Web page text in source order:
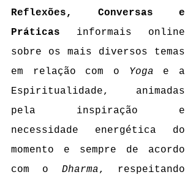
Reflexões, Conversas e
Práticas informais online
sobre os mais diversos temas
em relação com o Yoga e a
Espiritualidade, animadas
pela inspiração e
necessidade energética do
momento e sempre de acordo
com o Dharma, respeitando